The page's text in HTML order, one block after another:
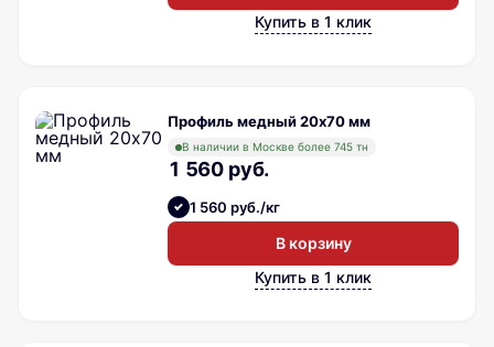
Купить в 1 клик
Профиль медный 20х70 мм
В наличии в Москве более 745 тн
1 560 руб.
1 560 руб./кг
В корзину
Купить в 1 клик